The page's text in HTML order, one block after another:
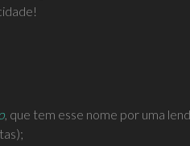
, que tem esse nome por uma